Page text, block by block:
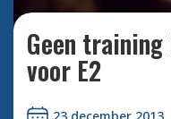
Geen
voor E2